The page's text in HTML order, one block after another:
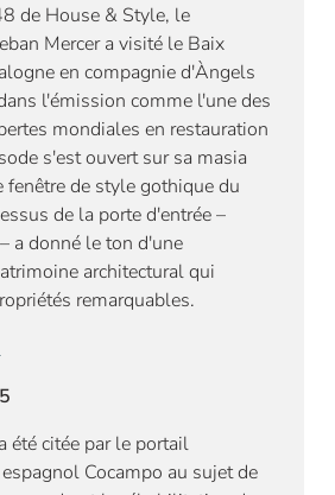
de House & Style, le
Mercer a visité le Baix
en compagnie d'Àngels
l'émission comme l'une des
mondiales en restauration
s'est ouvert sur sa masia
de style gothique du
de la porte d'entrée –
a donné le ton d'une
architectural qui
remarquables.
été citée par le portail
Cocampo au sujet de